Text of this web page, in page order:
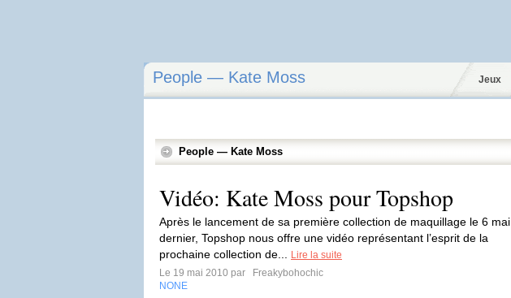
People — Kate Moss Jeux
People — Kate Moss
Vidéo: Kate Moss pour Topshop
Après le lancement de sa première collection de maquillage le 6 mai
dernier, Topshop nous offre une vidéo représentant l’esprit de la
prochaine collection de...
Lire la suite
Le 19 mai 2010 par
Freakybohochic
NONE